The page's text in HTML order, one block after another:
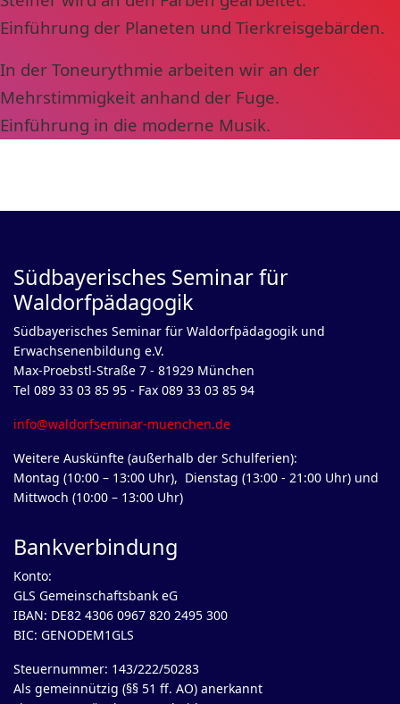
Einführung der Planeten und Tierkreisgebärden.
In der Toneurythmie arbeiten wir an der
Mehrstimmigkeit anhand der Fuge.
Einführung in die moderne Musik.
Südbayerisches Seminar für
Waldorfpädagogik
Südbayerisches Seminar für Waldorfpädagogik und
Erwachsenenbildung e.V.
Max-Proebstl-Straße 7 - 81929 München
Tel 089 33 03 85 95 - Fax 089 33 03 85 94
info@waldorfseminar-muenchen.de
Weitere Auskünfte (außerhalb der Schulferien):
Montag (10:00 – 13:00 Uhr), Dienstag (13:00 - 21:00 Uhr) und
Mittwoch (10:00 – 13:00 Uhr)
Bankverbindung
Konto:
GLS Gemeinschaftsbank eG
IBAN: DE82 4306 0967 820 2495 300
BIC: GENODEM1GLS
Steuernummer: 143/222/50283
Als gemeinnützig (§§ 51 ff. AO) anerkannt